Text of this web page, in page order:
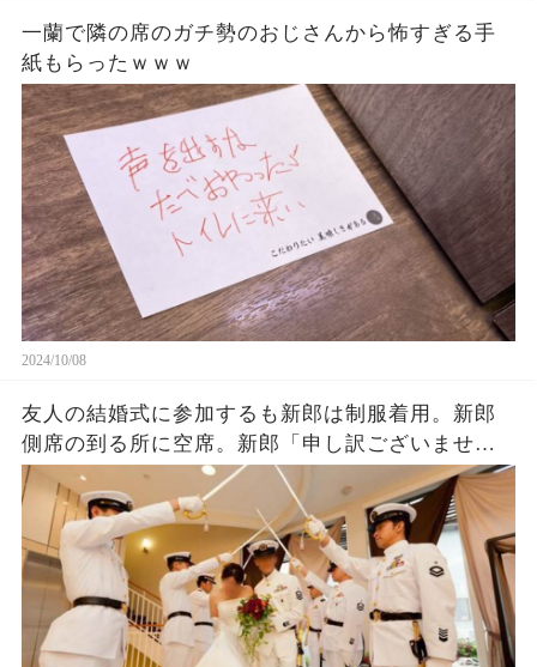
一蘭で隣の席のガチ勢のおじさんから怖すぎる手
紙もらったｗｗｗ
2024/10/08
友人の結婚式に参加するも新郎は制服着用。新郎
側席の到る所に空席。新郎「申し訳ございません
が私はこの場で失礼させて頂きます。集合時間は
30分後です」実は新郎…